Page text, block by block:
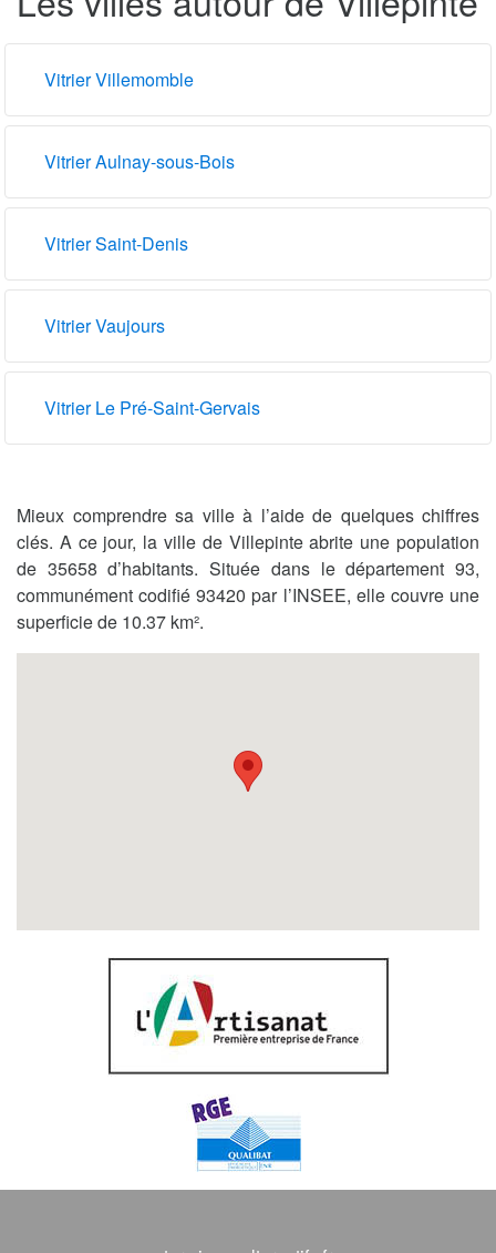
Vitrier Villemomble
Vitrier Aulnay-sous-Bois
Vitrier Saint-Denis
Vitrier Vaujours
Vitrier Le Pré-Saint-Gervais
Mieux comprendre sa ville à l’aide de quelques chiffres
clés. A ce jour, la ville de Villepinte abrite une population
de 35658 d’habitants. Située dans le département 93,
communément codifié 93420 par l’INSEE, elle couvre une
superficie de 10.37 km².